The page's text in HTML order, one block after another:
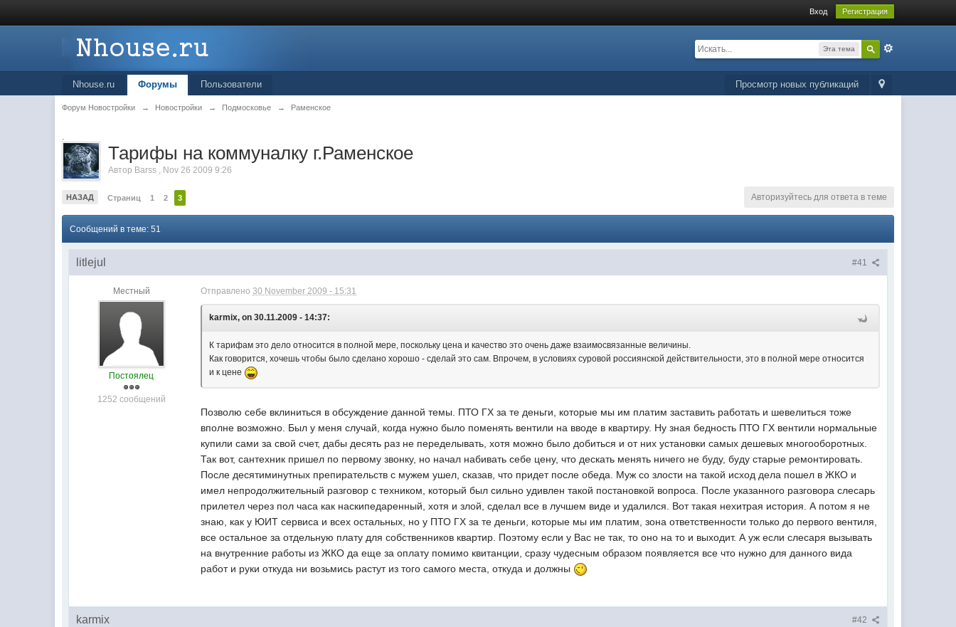
Вход Регистрация
Эта тема
Просмотр новых публикаций
Nhouse.ru Форумы Пользователи
Форум Новостройки → Новостройки → Подмосковье → Раменское
.
Тарифы на коммуналку г.Раменское
Автор Barss , Nov 26 2009 9:26
НАЗАД Страниц 1 2 3 Авторизуйтесь для ответа в теме
Сообщений в теме: 51
#41
litlejul
Местный
Постоялец
1252 сообщений
Отправлено30 November 2009 - 15:31
karmix, on 30.11.2009 - 14:37:
К тарифам это дело относится в полной мере, поскольку цена и качество это очень даже взаимосвязанные величины.
Как говорится, хочешь чтобы было сделано хорошо - сделай это сам. Впрочем, в условиях суровой россиянской действительности, это в полной мере относится
и к цене
Позволю себе вклиниться в обсуждение данной темы. ПТО ГХ за те деньги, которые мы им платим заставить работать и шевелиться тоже
вполне возможно. Был у меня случай, когда нужно было поменять вентили на вводе в квартиру. Ну зная бедность ПТО ГХ вентили нормальные
купили сами за свой счет, дабы десять раз не переделывать, хотя можно было добиться и от них установки самых дешевых многооборотных.
Так вот, сантехник пришел по первому звонку, но начал набивать себе цену, что дескать менять ничего не буду, буду старые ремонтировать.
После десятиминутных препирательств с мужем ушел, сказав, что придет после обеда. Муж со злости на такой исход дела пошел в ЖКО и
имел непродолжительный разговор с техником, который был сильно удивлен такой постановкой вопроса. После указанного разговора слесарь
прилетел через пол часа как наскипедаренный, хотя и злой, сделал все в лучшем виде и удалился. Вот такая нехитрая история. А потом я не
знаю, как у ЮИТ сервиса и всех остальных, но у ПТО ГХ за те деньги, которые мы им платим, зона ответственности только до первого вентиля,
все остальное за отдельную плату для собственников квартир. Поэтому если у Вас не так, то оно на то и выходит. А уж если слесаря вызывать
на внутренние работы из ЖКО да еще за оплату помимо квитанции, сразу чудесным образом появляется все что нужно для данного вида
работ и руки откуда ни возьмись растут из того самого места, откуда и должны
#42
karmix